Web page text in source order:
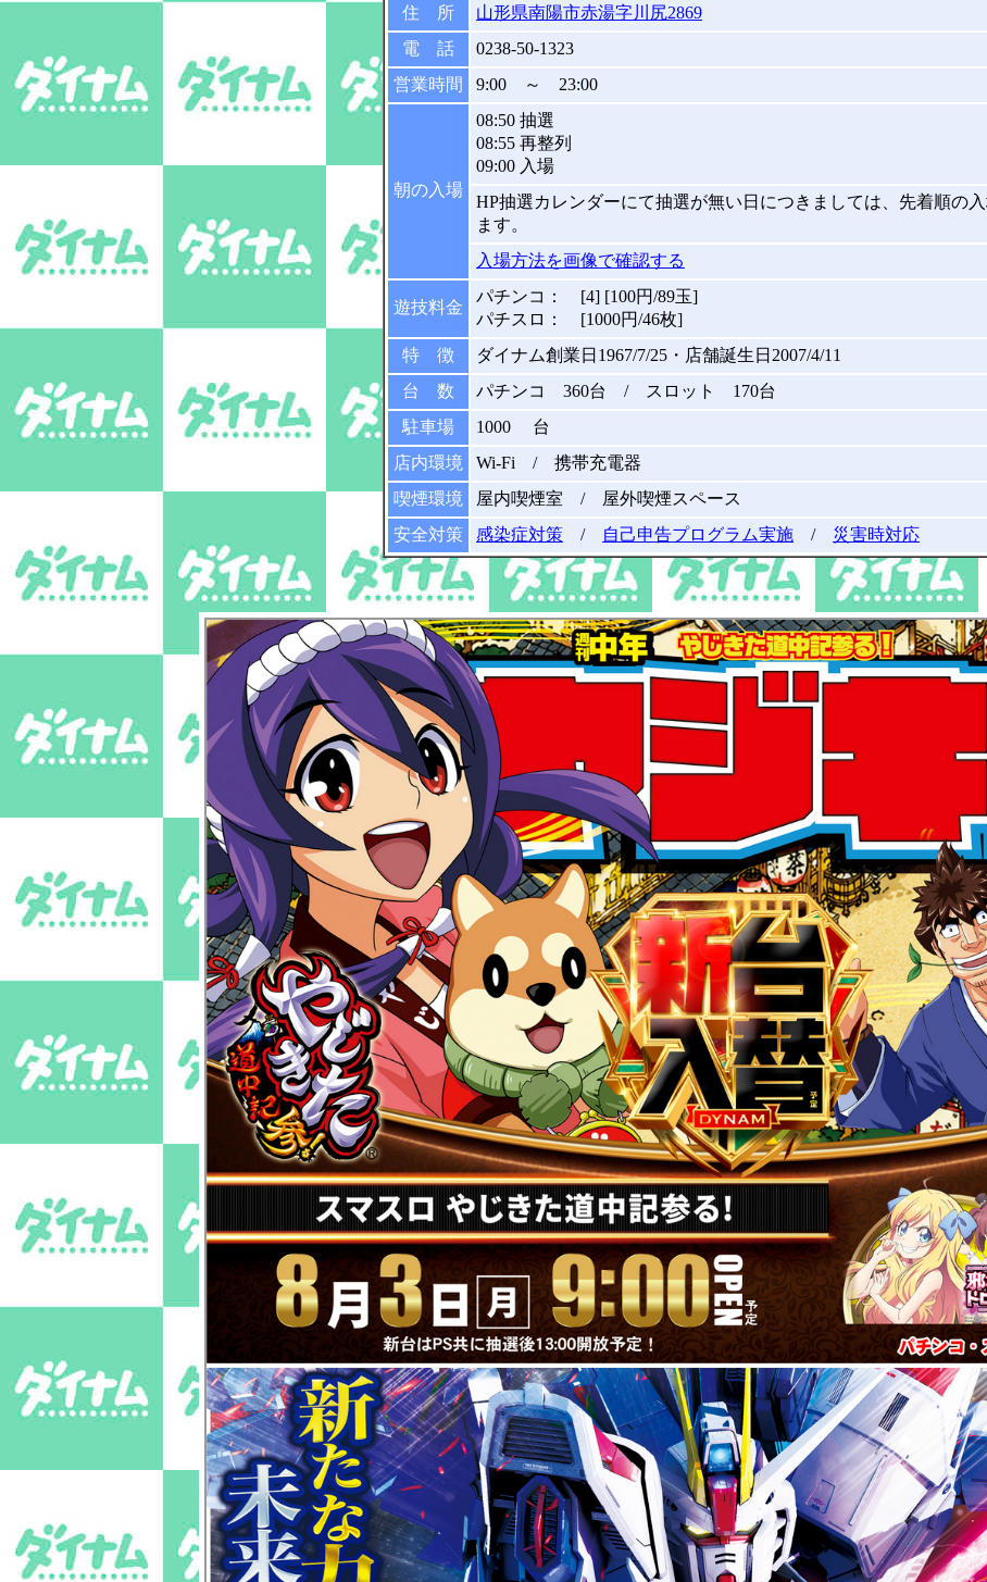
住 所
山形県南陽市赤湯字川尻2869
電 話
0238-50-1323
営業時間
9:00 ～ 23:00
朝の入場
08:50 抽選
08:55 再整列
09:00 入場
HP抽選カレンダーにて抽選が無い日につきましては、先着順の入
ます。
入場方法を画像で確認する
遊技料金
パチンコ： [4] [100円/89玉]
パチスロ： [1000円/46枚]
特 徴
ダイナム創業日1967/7/25・店舗誕生日2007/4/11
台 数
パチンコ 360台 / スロット 170台
駐車場
1000 台
店内環境
Wi-Fi / 携帯充電器
喫煙環境
屋内喫煙室 / 屋外喫煙スペース
安全対策
感染症対策 / 自己申告プログラム実施 / 災害時対応